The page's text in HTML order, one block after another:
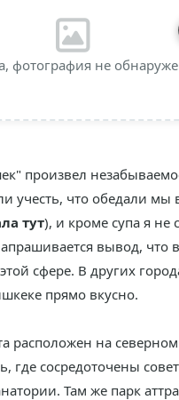
фотография не
произвел
учесть, что обедали мы
тут), и кроме супа я не
вывод, что
сфере. В других
прямо вкусно.
расположен на северном
где сосредоточены
Там же парк